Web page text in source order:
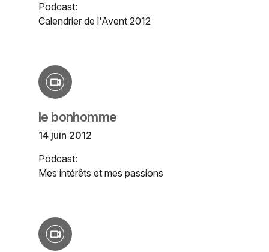
Podcast:
Calendrier de l'Avent 2012
le bonhomme
14 juin 2012
Podcast:
Mes intérêts et mes passions